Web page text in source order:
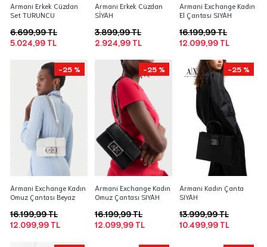
Armani Erkek Cüzdan
Set TURUNCU
5.024,99 TL
6.699,99 TL
Armani Erkek Cüzdan
SİYAH
2.924,99 TL
3.899,99 TL
Armani Exchange Kadın
El Çantası SIYAH
12.099,99 TL
16.199,99 TL
-25 %
Armani Exchange Kadın
Omuz Çantası Beyaz
12.099,99 TL
16.199,99 TL
-25 %
Armani Exchange Kadın
Omuz Çantası SIYAH
12.099,99 TL
16.199,99 TL
-25 %
Armani Kadın Çanta
SIYAH
10.499,99 TL
13.999,99 TL